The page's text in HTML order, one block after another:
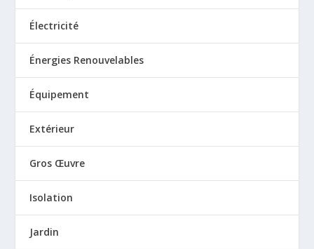
Électricité
Énergies Renouvelables
Équipement
Extérieur
Gros Œuvre
Isolation
Jardin